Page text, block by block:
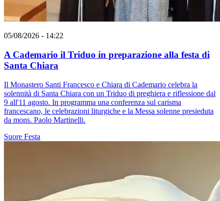
05/08/2026 - 14:22
A Cademario il Triduo in preparazione alla festa di
Santa Chiara
Il Monastero Santi Francesco e Chiara di Cademario celebra la
solennità di Santa Chiara con un Triduo di preghiera e riflessione dal
9 all'11 agosto. In programma una conferenza sul carisma
francescano, le celebrazioni liturgiche e la Messa solenne presieduta
da mons. Paolo Martinelli.
Suore Festa